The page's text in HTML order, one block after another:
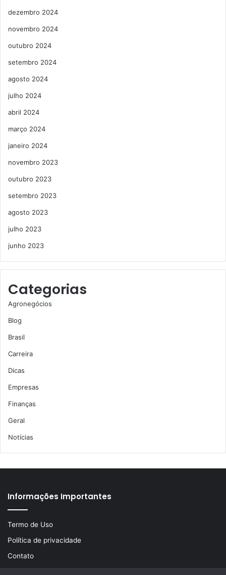
dezembro 2024
novembro 2024
outubro 2024
setembro 2024
agosto 2024
julho 2024
abril 2024
março 2024
janeiro 2024
novembro 2023
outubro 2023
setembro 2023
agosto 2023
julho 2023
junho 2023
Categorias
Agronegócios
Blog
Brasil
Carreira
Dicas
Empresas
Finanças
Geral
Notícias
Informações Importantes
Termo de Uso
Política de privacidade
Contato